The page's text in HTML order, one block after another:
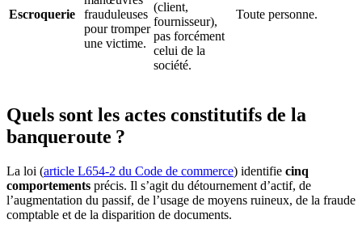
Escroquerie
frauduleuses
pour tromper
une victime.
(client,
fournisseur),
pas forcément
celui de la
société.
Toute personne.
Quels sont les actes constitutifs de la
banqueroute ?
La loi (article L654-2 du Code de commerce) identifie cinq
comportements précis. Il s’agit du détournement d’actif, de
l’augmentation du passif, de l’usage de moyens ruineux, de la fraude
comptable et de la disparition de documents.